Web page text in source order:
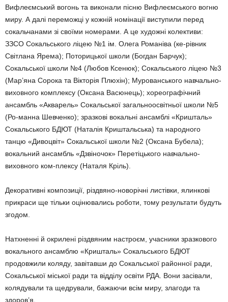
Вифлеємський вогонь та виконали пісню Вифлеємського вогню
миру. А далі переможці у кожній номінації виступили перед
сокальчанами зі своїми номерами. А це художні колективи:
ЗЗСО Сокальського ліцею №1 ім. Олега Романіва (ке-рівник
Світлана Ярема); Поторицької школи (Богдан Барчук);
Сокальської школи №4 (Любов Ксенюк); Сокальського ліцею №3
(Мар’яна Сорока та Вікторія Плюхін); Мурованського навчально-
виховного комплексу (Оксана Васюнець); хореографічний
ансамбль «Акварель» Сокальської загальноосвітньої школи №5
(Ро-манна Шевченко); зразкові вокальні ансамблі «Кришталь»
Сокальського БДЮТ (Наталiя Криштальська) та народного
танцю «Дивоцвіт» Сокальської школи №2 (Оксана Бубела);
вокальний ансамбль «Дзвіночок» Перетіцького навчально-
виховного ком-плексу (Наталя Кріль).
Декоративні композиції, різдвяно-новорічні листівки, ялинкові
прикраси ще тільки оцінювались роботи, тому результати будуть
згодом.
Натхненні й окрилені різдвяним настроєм, учасники зразкового
вокального ансамблю «Кришталь» Сокальського БДЮТ
продовжили коляду, завітавши до Сокальської районної ради,
Сокальської міської ради та відділу освіти РДА. Вони засівали,
колядували та щедрували, бажаючи всім миру, злагоди та
здоров’я.